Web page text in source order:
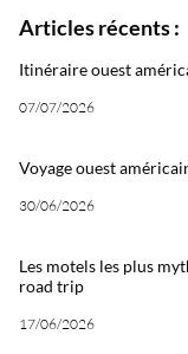
Articles récents :
Itinéraire ouest
07/07/2026
Voyage ouest
30/06/2026
Les motels les plus
road trip
17/06/2026